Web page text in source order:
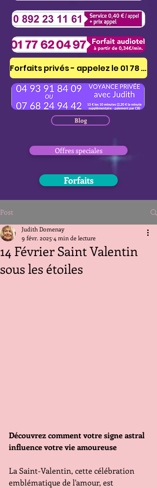
Blog
Offres speciales
Forfaits
Forfaits privés - appelez le 01 78 41 53 51
Post
14 Février Saint Valentin
sous les étoiles
Judith Domenay
9 févr. 2025 4 min de lecture
Découvrez comment votre signe astral
influence votre vie amoureuse
La Saint-Valentin, cette célébration
emblématique de l'amour, est